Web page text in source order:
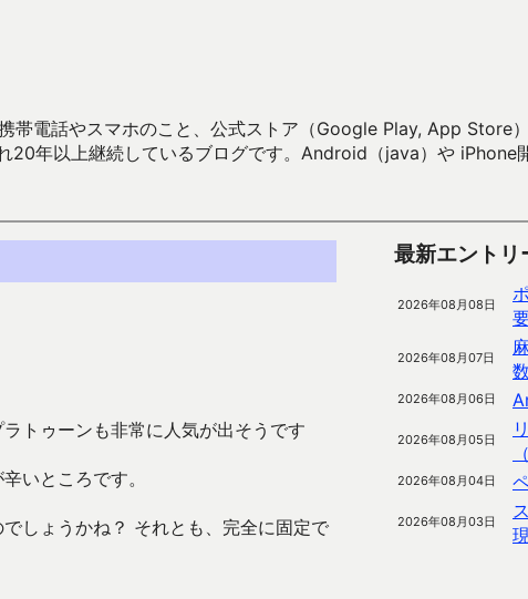
電話やスマホのこと、公式ストア（Google Play, App Store
20年以上継続しているブログです。Android（java）や
トゥーンも非常に人気が出そうです
いところです。
しょうかね？ それとも、完全に固定で
最新エントリ
2026年08月08日
2026年08月07日
2026年08月06日
2026年08月05日
2026年08月04日
2026年08月03日